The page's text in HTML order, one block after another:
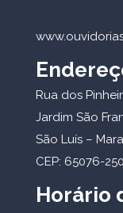
Rua dos
Jardim São
São Luís –
CEP: 65076-250
Horário